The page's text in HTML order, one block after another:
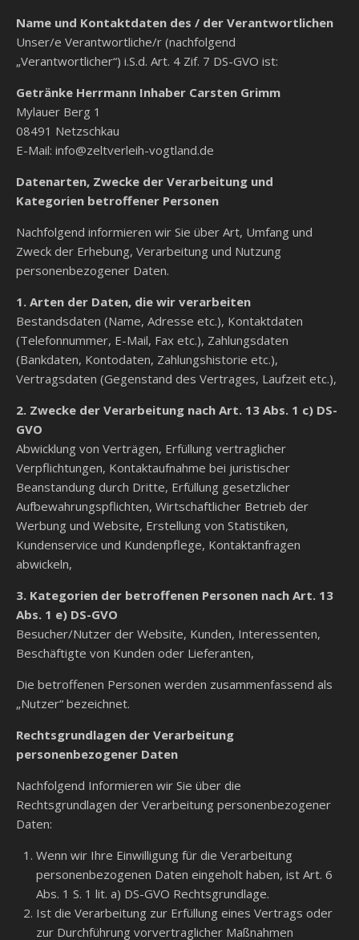
Name und Kontaktdaten des / der Verantwortlichen
Unser/e Verantwortliche/r (nachfolgend
„Verantwortlicher“) i.S.d. Art. 4 Zif. 7 DS-GVO ist:
Getränke Herrmann Inhaber Carsten Grimm
Mylauer Berg 1
08491 Netzschkau
E-Mail: info@zeltverleih-vogtland.de
Datenarten, Zwecke der Verarbeitung und
Kategorien betroffener Personen
Nachfolgend informieren wir Sie über Art, Umfang und
Zweck der Erhebung, Verarbeitung und Nutzung
personenbezogener Daten.
1. Arten der Daten, die wir verarbeiten
Bestandsdaten (Name, Adresse etc.), Kontaktdaten
(Telefonnummer, E-Mail, Fax etc.), Zahlungsdaten
(Bankdaten, Kontodaten, Zahlungshistorie etc.),
Vertragsdaten (Gegenstand des Vertrages, Laufzeit etc.),
2. Zwecke der Verarbeitung nach Art. 13 Abs. 1 c) DS-
GVO
Abwicklung von Verträgen, Erfüllung vertraglicher
Verpflichtungen, Kontaktaufnahme bei juristischer
Beanstandung durch Dritte, Erfüllung gesetzlicher
Aufbewahrungspflichten, Wirtschaftlicher Betrieb der
Werbung und Website, Erstellung von Statistiken,
Kundenservice und Kundenpflege, Kontaktanfragen
abwickeln,
3. Kategorien der betroffenen Personen nach Art. 13
Abs. 1 e) DS-GVO
Besucher/Nutzer der Website, Kunden, Interessenten,
Beschäftigte von Kunden oder Lieferanten,
Die betroffenen Personen werden zusammenfassend als
„Nutzer“ bezeichnet.
Rechtsgrundlagen der Verarbeitung
personenbezogener Daten
Nachfolgend Informieren wir Sie über die
Rechtsgrundlagen der Verarbeitung personenbezogener
Daten:
Wenn wir Ihre Einwilligung für die Verarbeitung
personenbezogenen Daten eingeholt haben, ist Art. 6
Abs. 1 S. 1 lit. a) DS-GVO Rechtsgrundlage.
Ist die Verarbeitung zur Erfüllung eines Vertrags oder
zur Durchführung vorvertraglicher Maßnahmen